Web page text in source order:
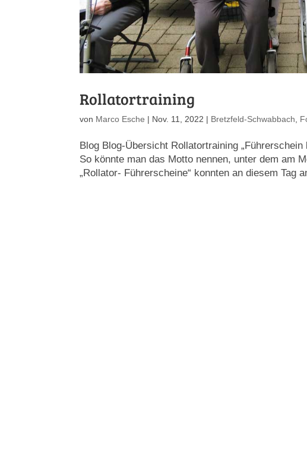
Rollatortraining
von Marco Esche | Nov. 11, 2022 | Bretzfeld-Schwabbach
Blog Blog-Übersicht Rollatortraining
So könnte man das Motto nennen, unter dem am
„Rollator- Führerscheine“ konnten an diesem Tag